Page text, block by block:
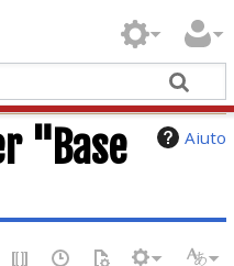
Aiuto
"Base